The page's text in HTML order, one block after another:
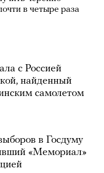
в четыре раза
с Россией
найденный
самолетом
в Госдуму
«Мемориал»